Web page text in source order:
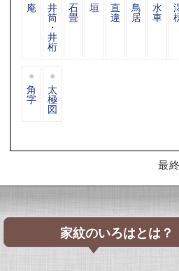
庵 井
筒
・
井
桁
石
畳
垣 直
違
鳥
居
水
車
角
字
太
極
図
最
家紋のいろはとは？